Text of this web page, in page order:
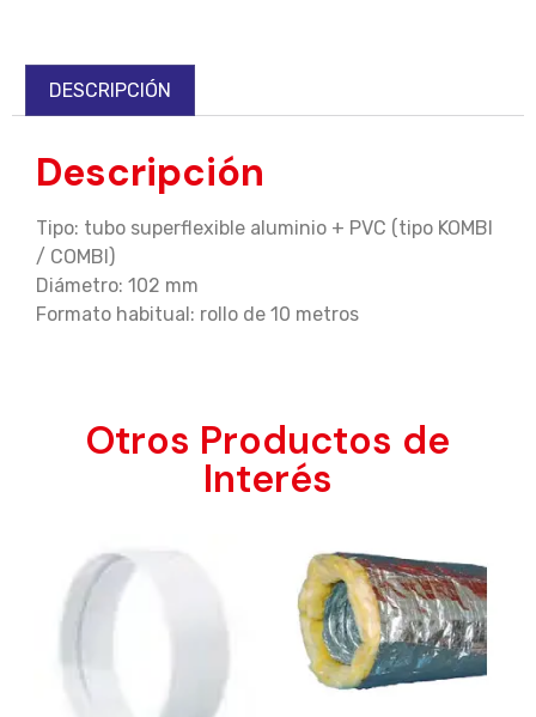
DESCRIPCIÓN
Descripción
Tipo: tubo superflexible aluminio + PVC (tipo KOMBI
/ COMBI)
Diámetro: 102 mm
Formato habitual: rollo de 10 metros
Otros Productos de
Interés